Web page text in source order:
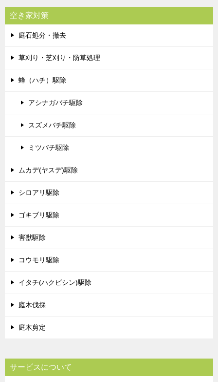
空き家対策
庭石処分・撤去
草刈り・芝刈り・防草処理
蜂（ハチ）駆除
アシナガバチ駆除
スズメバチ駆除
ミツバチ駆除
ムカデ(ヤスデ)駆除
シロアリ駆除
ゴキブリ駆除
害獣駆除
コウモリ駆除
イタチ(ハクビシン)駆除
庭木伐採
庭木剪定
サービスについて